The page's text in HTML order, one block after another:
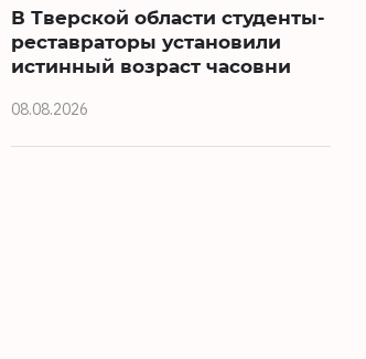
В Тверской области студенты-
реставраторы установили
истинный возраст часовни
08.08.2026